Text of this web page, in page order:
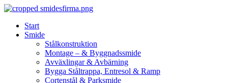
Skip
contentStart
Smide
Stålkonstruktion
Montage – & Byggnadssmide
Avväxlingar & Avbärning
Bygga Ståltrappa, Entresol & Ramp
Cortenstål & Parksmide